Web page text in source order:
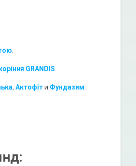
GRANDIS
, Актофіти Фундазим